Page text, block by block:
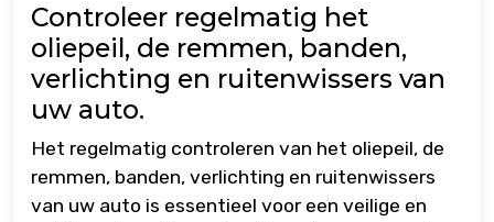
Controleer regelmatig het
oliepeil, de remmen, banden,
verlichting en ruitenwissers van
uw auto.
Het regelmatig controleren van het oliepeil, de
remmen, banden, verlichting en ruitenwissers
van uw auto is essentieel voor een veilige en